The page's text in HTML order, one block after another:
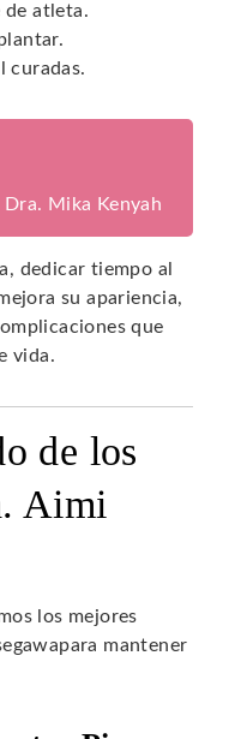
de atleta.
curadas.
Mika Kenyah
dedicar tiempo al
su apariencia,
que
vida.
de los
Aimi
los mejores
mantener